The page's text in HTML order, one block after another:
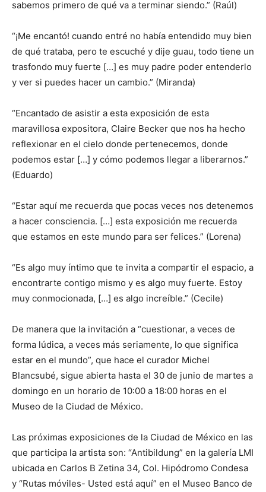
sabemos primero de qué va a terminar siendo.” (Raúl)
“¡Me encantó! cuando entré no había entendido muy bien
de qué trataba, pero te escuché y dije guau, todo tiene un
trasfondo muy fuerte […] es muy padre poder entenderlo
y ver si puedes hacer un cambio.” (Miranda)
“Encantado de asistir a esta exposición de esta
maravillosa expositora, Claire Becker que nos ha hecho
reflexionar en el cielo donde pertenecemos, donde
podemos estar […] y cómo podemos llegar a liberarnos.”
(Eduardo)
“Estar aquí me recuerda que pocas veces nos detenemos
a hacer consciencia. […] esta exposición me recuerda
que estamos en este mundo para ser felices.” (Lorena)
“Es algo muy íntimo que te invita a compartir el espacio, a
encontrarte contigo mismo y es algo muy fuerte. Estoy
muy conmocionada, […] es algo increíble.” (Cecile)
De manera que la invitación a “cuestionar, a veces de
forma lúdica, a veces más seriamente, lo que significa
estar en el mundo”, que hace el curador Michel
Blancsubé, sigue abierta hasta el 30 de junio de martes a
domingo en un horario de 10:00 a 18:00 horas en el
Museo de la Ciudad de México.
Las próximas exposiciones de la Ciudad de México en las
que participa la artista son: “Antibildung” en la galería LMI
ubicada en Carlos B Zetina 34, Col. Hipódromo Condesa
y “Rutas móviles- Usted está aquí” en el Museo Banco de